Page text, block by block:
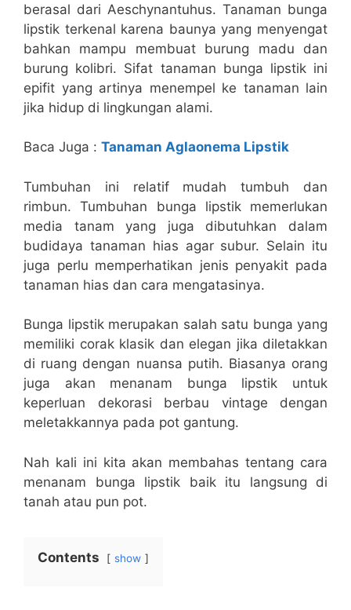
berasal dari Aeschynantuhus. Tanaman bunga
lipstik terkenal karena baunya yang menyengat
bahkan mampu membuat burung madu dan
burung kolibri. Sifat tanaman bunga lipstik ini
epifit yang artinya menempel ke tanaman lain
jika hidup di lingkungan alami.
Baca Juga : Tanaman Aglaonema Lipstik
Tumbuhan ini relatif mudah tumbuh dan
rimbun. Tumbuhan bunga lipstik memerlukan
media tanam yang juga dibutuhkan dalam
budidaya tanaman hias agar subur. Selain itu
juga perlu memperhatikan jenis penyakit pada
tanaman hias dan cara mengatasinya.
Bunga lipstik merupakan salah satu bunga yang
memiliki corak klasik dan elegan jika diletakkan
di ruang dengan nuansa putih. Biasanya orang
juga akan menanam bunga lipstik untuk
keperluan dekorasi berbau vintage dengan
meletakkannya pada pot gantung.
Nah kali ini kita akan membahas tentang cara
menanam bunga lipstik baik itu langsung di
tanah atau pun pot.
Contents show